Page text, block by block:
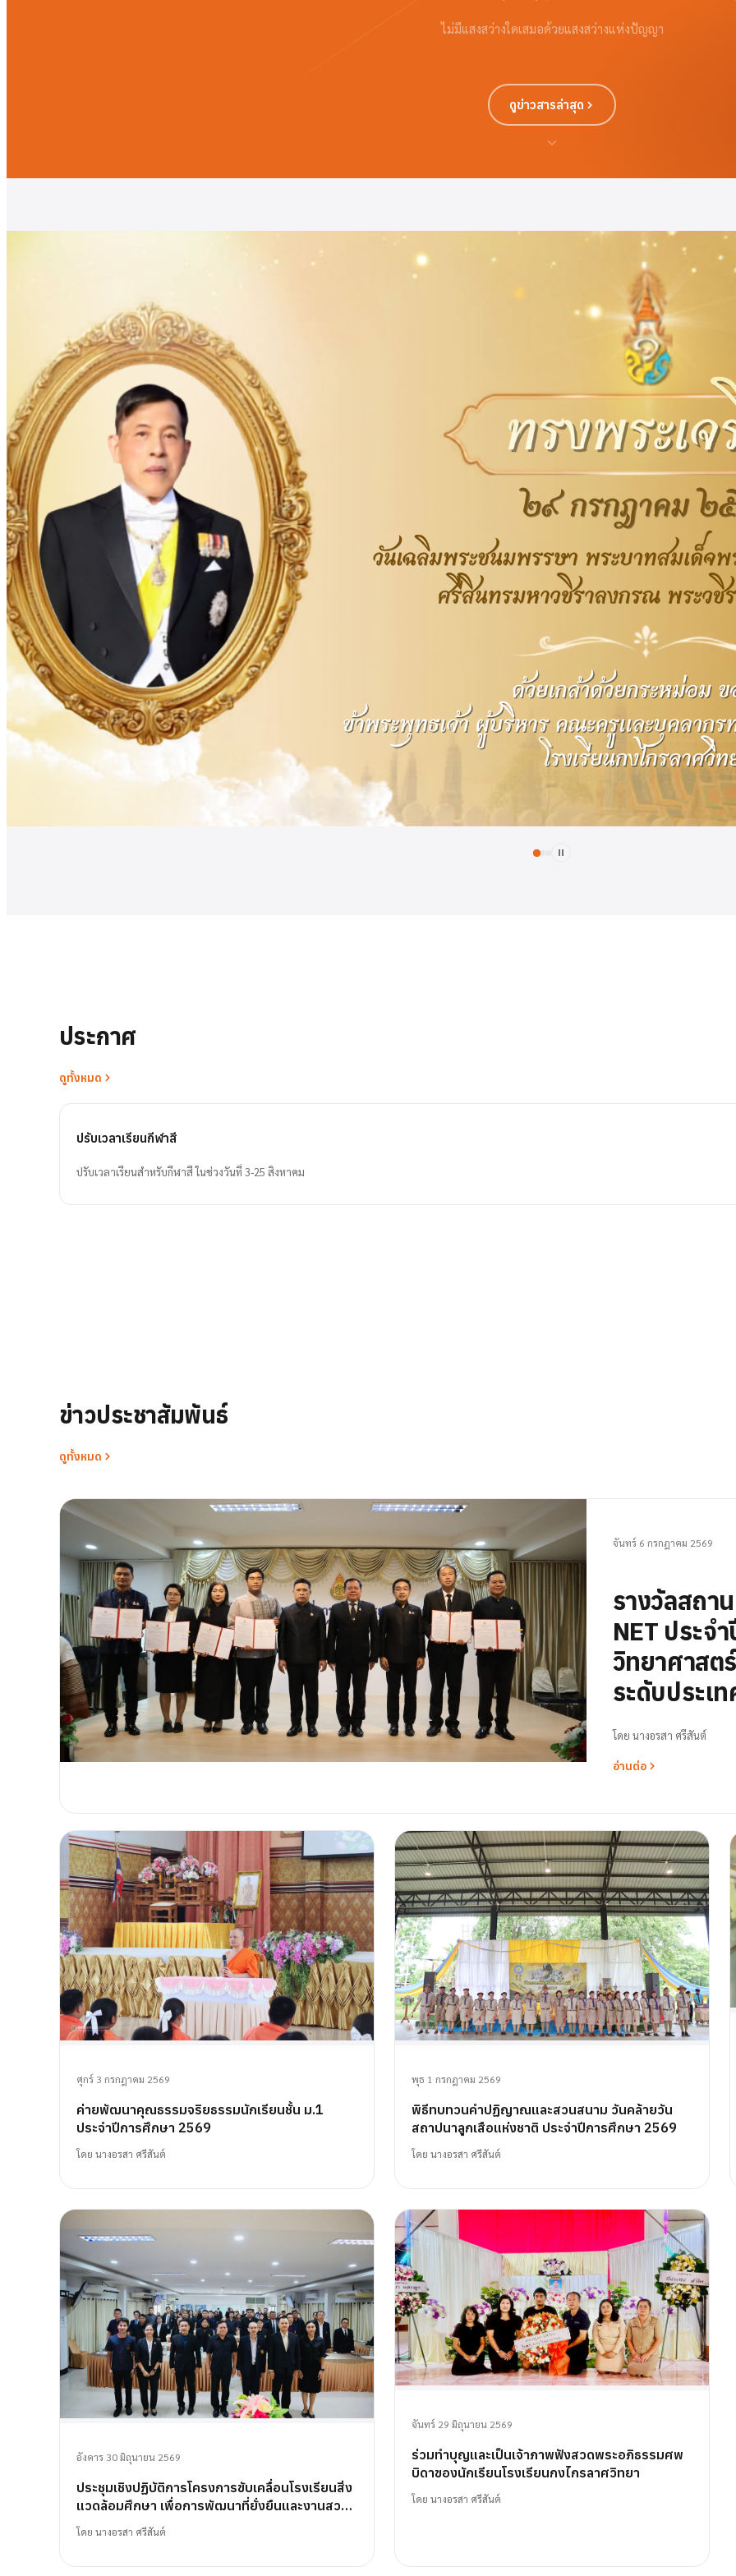
ไม่มีแสงสว่างใดเสมอด้วยแสงสว่างแห่งปัญญา
ดูข่าวสารล่าสุด
ประกาศ
ดูทั้งหมด
ปรับเวลาเรียนกีฬาสี
ปรับเวลาเรียนสำหรับกีฬาสี ในช่วงวันที่ 3-25 สิงหาคม
ข่าวประชาสัมพันธ์
ดูทั้งหมด
จันทร์ 6 กรกฎาคม 2569
รางวัลสถา
NET ประจ
วิทยาศาสต
ระดับประเ
โดย นางอรสา ศรีสันต์
อ่านต่อ
ศุกร์ 3 กรกฎาคม 2569
ค่ายพัฒนาคุณธรรมจริยธรรมนักเรียนชั้น ม.1
ประจำปีการศึกษา 2569
โดย นางอรสา ศรีสันต์
พุธ 1 กรกฎาคม 2569
พิธีทบทวนคำปฏิญาณและสวนสนาม วันคล้ายวัน
สถาปนาลูกเสือแห่งชาติ ประจำปีการศึกษา 2569
โดย นางอรสา ศรีสันต์
อังคาร 30 มิถุนายน 2569
ประชุมเชิงปฏิบัติการโครงการขับเคลื่อนโรงเรียนสิ่ง
แวดล้อมศึกษา เพื่อการพัฒนาที่ยั่งยืนและงานสวน
พฤกษศาสตร์โรงเรียน
โดย นางอรสา ศรีสันต์
จันทร์ 29 มิถุนายน 2569
ร่วมทำบุญและเป็นเจ้าภาพฟังสวดพระอภิธรรมศพ
บิดาของนักเรียนโรงเรียนกงไกรลาศวิทยา
โดย นางอรสา ศรีสันต์